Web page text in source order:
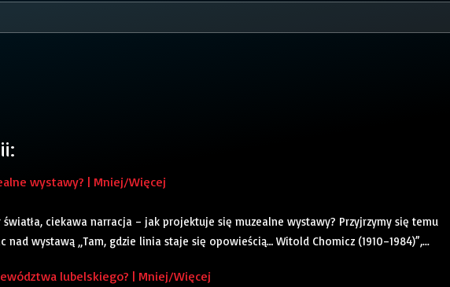
wystawy? | Mniej/Więcej
ciekawa narracja – jak projektuje się muzealne wystawy? Przyjrzymy się temu
wystawą „Tam, gdzie linia staje się opowieścią… Witold Chomicz (1910–1984)”,...
lubelskiego? | Mniej/Więcej